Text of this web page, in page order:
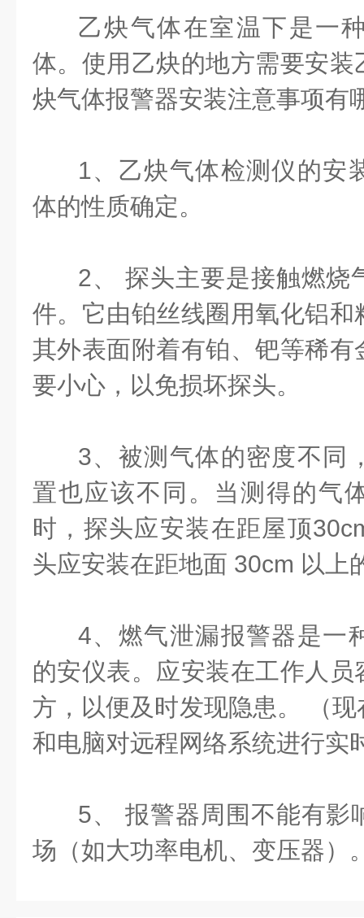
乙炔气体在室温下是一
体。使用乙炔的地方需要安
炔气体报警器安装注意事项有
1、乙炔气体检测仪的安
体的性质确定。
2、 探头主要是接触燃烧
件。它由铂丝线圈用氧化铝
其外表面附着有铂、钯等稀
要小心，以免损坏探头。
3、被测气体的密度不同
置也应该不同。当测得的气
时，探头应安装在距屋顶
头应安装在距地面 30cm 以上
4、燃气泄漏报警器是一
的安仪表。应安装在工作人
方，以便及时发现隐患。 （
和电脑对远程网络系统进行实
5、 报警器周围不能有影
场（如大功率电机、变压器）